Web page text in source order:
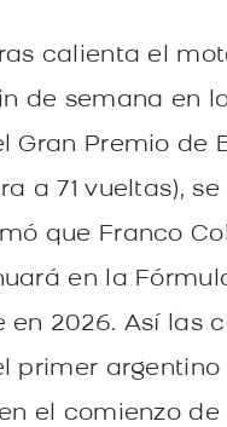
calienta el
de semana en
Gran Premio de
a 71 vueltas), se
que Franco
en la
en 2026. Así las
primer argentino
el comienzo de